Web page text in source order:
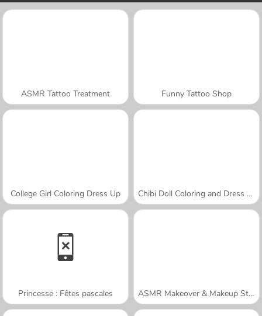
ASMR Tattoo Treatment Funny Tattoo Shop
College Girl Coloring Dress Up Chibi Doll Coloring and Dress Up
Princesse : Fêtes pascales ASMR Makeover & Makeup Studio